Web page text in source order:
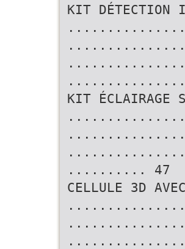
KIT DÉTECTION
KIT ÉCLAIRAGE
.......... 47
CELLULE 3D